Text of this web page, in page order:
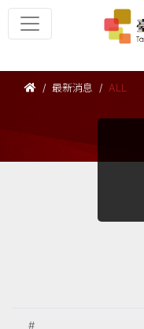
最新消息 ALL
#